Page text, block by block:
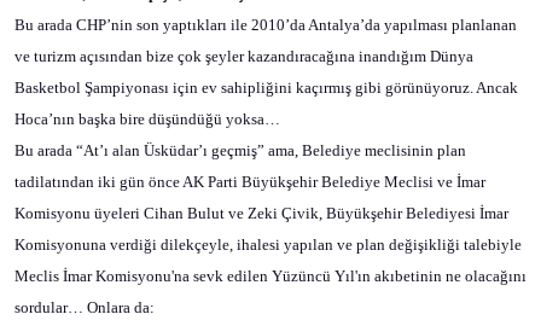
Bu arada CHP’nin son yaptıkları ile 2010’da Antalya’da yapılması planlanan
ve turizm açısından bize çok şeyler kazandıracağına inandığım Dünya
Basketbol Şampiyonası için ev sahipliğini kaçırmış gibi görünüyoruz. Ancak
Hoca’nın başka bire düşündüğü yoksa…
Bu arada “At’ı alan Üsküdar’ı geçmiş” ama, Belediye meclisinin plan
tadilatından iki gün önce AK Parti Büyükşehir Belediye Meclisi ve İmar
Komisyonu üyeleri Cihan Bulut ve Zeki Çivik, Büyükşehir Belediyesi İmar
Komisyonuna verdiği dilekçeyle, ihalesi yapılan ve plan değişikliği talebiyle
Meclis İmar Komisyonu'na sevk edilen Yüzüncü Yıl'ın akıbetinin ne olacağını
sordular… Onlara da: